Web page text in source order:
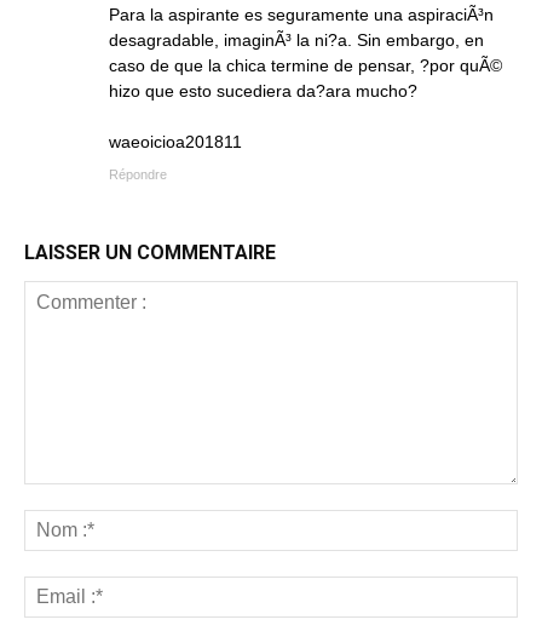
Para la aspirante es seguramente una aspiraciÃ³n
desagradable, imaginÃ³ la ni?a. Sin embargo, en
caso de que la chica termine de pensar, ?por quÃ©
hizo que esto sucediera da?ara mucho?
waeoicioa201811
Répondre
LAISSER UN COMMENTAIRE